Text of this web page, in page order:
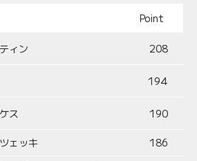
Point
ィン 208
194
ス 190
ェッキ
186